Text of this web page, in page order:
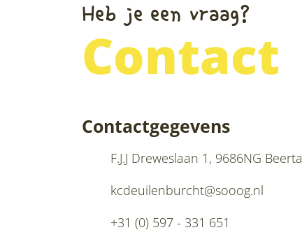
Heb je een vraag?
Contact
Contactgegevens
F.J.J Dreweslaan 1 , 9686NG Beerta
kcdeuilenburcht@sooog.nl
+31 (0) 597 - 331 651